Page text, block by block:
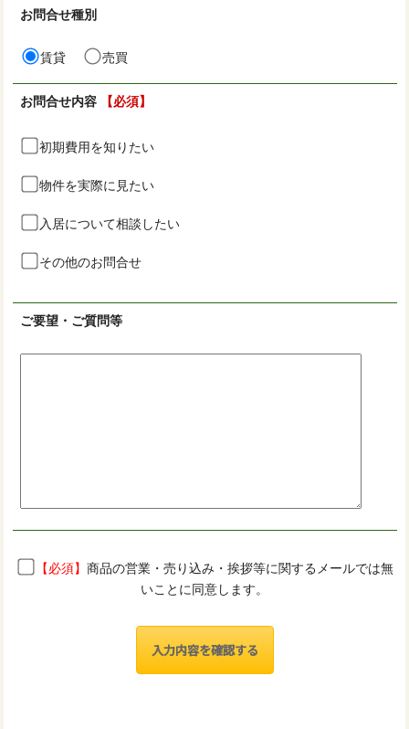
お問合せ種別
賃貸 売買
お問合せ内容 【必須】
初期費用を知りたい
物件を実際に見たい
入居について相談したい
その他のお問合せ
ご要望・ご質問等
【必須】 商品の営業・売り込み・挨拶等に関するメールでは無
いことに同意します。